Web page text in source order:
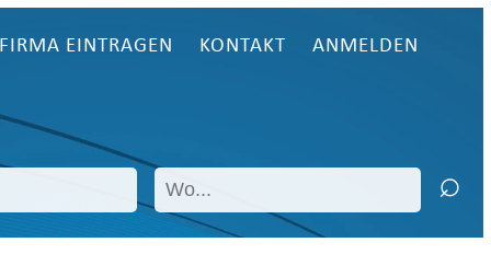
FIRMA EINTRAGEN KONTAKT ANMELDEN